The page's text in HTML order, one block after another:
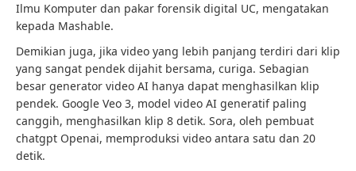
Ilmu Komputer dan pakar forensik digital UC, mengatakan
kepada Mashable.
Demikian juga, jika video yang lebih panjang terdiri dari klip
yang sangat pendek dijahit bersama, curiga. Sebagian
besar generator video AI hanya dapat menghasilkan klip
pendek. Google Veo 3, model video AI generatif paling
canggih, menghasilkan klip 8 detik. Sora, oleh pembuat
chatgpt Openai, memproduksi video antara satu dan 20
detik.